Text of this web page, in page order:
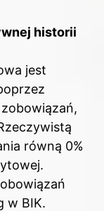
historii
jest
równą 0%
w BIK.